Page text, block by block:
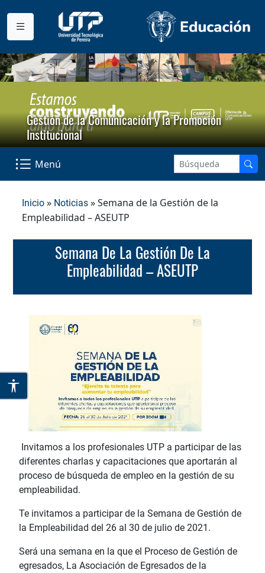
Gestión de la Comunicación y la Promoción
Institucional
Menú
Inicio » Noticias » Semana de la Gestión de la
Empleabilidad – ASEUTP
Semana De La Gestión De La
Empleabilidad – ASEUTP
Invitamos a los profesionales UTP a participar de las
diferentes charlas y capacitaciones que aportarán al
proceso de búsqueda de empleo en la gestión de su
empleabilidad.
Te invitamos a participar de la Semana de Gestión de
la Empleabilidad del 26 al 30 de julio de 2021.
Será una semana en la que el Proceso de Gestión de
egresados, La Asociación de Egresados de la